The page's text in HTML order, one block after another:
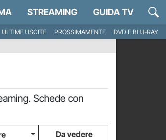
STREAMING GUIDA TV
ULTIME USCITE PROSSIMAMENTE
DVD E BLU-RAY
Schede con
Da vedere